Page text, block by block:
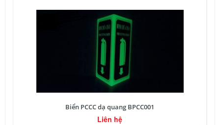
Biển PCCC dạ quang BPCC001
Liên hệ